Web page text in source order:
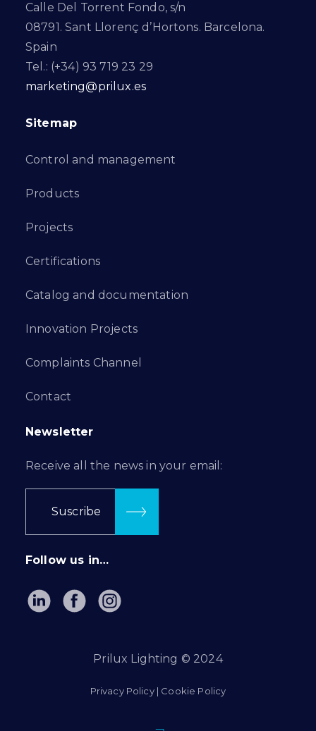
Calle Del Torrent Fondo, s/n
08791. Sant Llorenç d’Hortons. Barcelona.
Spain
Tel.: (+34) 93 719 23 29
marketing@prilux.es
Sitemap
Control and management
Products
Projects
Certifications
Catalog and documentation
Innovation Projects
Complaints Channel
Contact
Newsletter
Receive all the news in your email:
Suscribe
Follow us in…
Prilux Lighting © 2024
Privacy Policy| Cookie Policy